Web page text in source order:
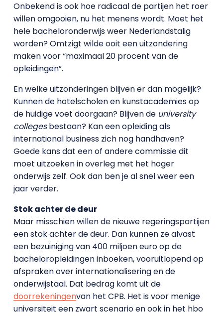
Onbekend is ook hoe radicaal de partijen het roer
willen omgooien, nu het menens wordt. Moet het
hele bacheloronderwijs weer Nederlandstalig
worden? Omtzigt wilde ooit een uitzondering
maken voor “maximaal 20 procent van de
opleidingen”.
En welke uitzonderingen blijven er dan mogelijk?
Kunnen de hotelscholen en kunstacademies op
de huidige voet doorgaan? Blijven de university
collegesbestaan? Kan een opleiding als
international business zich nog handhaven?
Goede kans dat een of andere commissie dit
moet uitzoeken in overleg met het hoger
onderwijs zelf. Ook dan ben je al snel weer een
jaar verder.
Stok achter de deur
Maar misschien willen de nieuwe regeringspartijen
een stok achter de deur. Dan kunnen ze alvast
een bezuiniging van 400 miljoen euro op de
bacheloropleidingen inboeken, vooruitlopend op
afspraken over internationalisering en de
onderwijstaal. Dat bedrag komt uit de
doorrekeningenvan het CPB. Het is voor menige
universiteit een zwart scenario en ook in het hbo